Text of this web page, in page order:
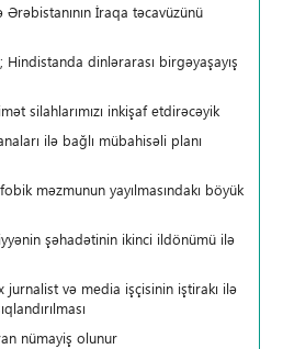
Ərəbistanının İraqa təcavüzünü
Hindistanda dinlərarası birgəyaşayış
silahlarımızı inkişaf etdirəcəyik
ilə bağlı mübahisəli planı
məzmunun yayılmasındakı böyük
şəhadətinin ikinci ildönümü ilə
jurnalist və media işçisinin iştirakı ilə
nümayiş olunur